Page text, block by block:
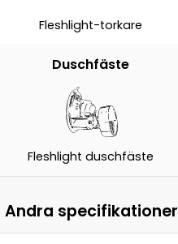
Fleshlight-torkare
Duschfäste
Fleshlight duschfäste
Andra specifikationer